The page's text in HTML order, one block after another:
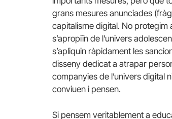
grans mesures anunciades
capitalisme digital. No protegim
s’apropiïn de l’univers
s’apliquin ràpidament les
disseny dedicat a atrapar
companyies de l’univers digital
conviuen i pensen.
Si pensem veritablement a